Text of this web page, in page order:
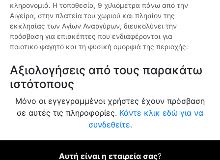
κληρονομιά. Η τοποθεσία, 9 χιλιόμετρα πάνω από την
Αιγείρα, στην πλατεία του χωριού και πλησίον της
εκκλησίας των Αγίων Αναργύρων, διευκολύνει την
πρόσβαση για επισκέπτες που ενδιαφέρονται για
ποιοτικό φαγητό και τη φυσική ομορφιά της περιοχής.
Αξιολογήσεις από τους παρακάτω
ιστότοπους
Μόνο οι εγγεγραμμένοι χρήστες έχουν πρόσβαση
σε αυτές τις πληροφορίες. Κάντε κλικ εδώ για να
συνδεθείτε.
Αυτή είναι η εταιρεία σας?